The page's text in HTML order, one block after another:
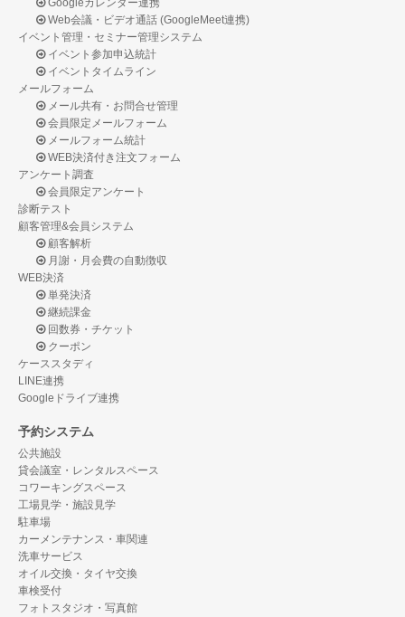
Web会議・ビデオ通話 (GoogleMeet連携)
イベント管理・セミナー管理システム
イベント参加申込統計
イベントタイムライン
メールフォーム
メール共有・お問合せ管理
会員限定メールフォーム
メールフォーム統計
WEB決済付き注文フォーム
アンケート調査
会員限定アンケート
診断テスト
顧客管理&会員システム
顧客解析
月謝・月会費の自動徴収
WEB決済
単発決済
継続課金
回数券・チケット
クーポン
ケーススタディ
LINE連携
Googleドライブ連携
予約システム
公共施設
貸会議室・レンタルスペース
コワーキングスペース
工場見学・施設見学
駐車場
カーメンテナンス・車関連
洗車サービス
オイル交換・タイヤ交換
車検受付
フォトスタジオ・写真館